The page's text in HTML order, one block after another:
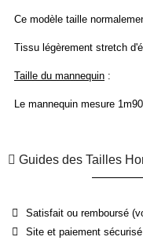
Ce modèle taille
Tissu légèrement stretch
Taille du mannequin :
Le mannequin mesure
Guides des Tailles
Satisfait ou remboursé
Site et paiement sécurisé